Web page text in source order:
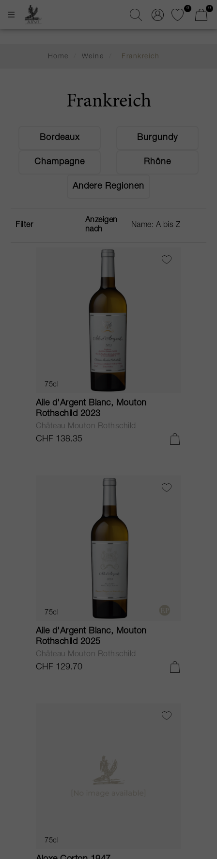
0 0
Home Weine Frankreich
Frankreich
Bordeaux Burgundy
Champagne Rhône
Andere Regionen
Filter
Anzeigen
nach
75cl
Aile d'Argent Blanc, Mouton
Rothschild 2023
Château Mouton Rothschild
CHF 138.35
75cl
Aile d'Argent Blanc, Mouton
Rothschild 2025
Château Mouton Rothschild
CHF 129.70
75cl